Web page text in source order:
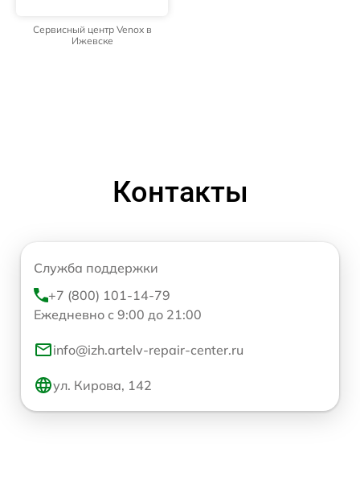
Сервисный центр Venox в
Ижевске
Контакты
Служба поддержки
+7 (800) 101-14-79
Ежедневно с 9:00 до 21:00
info@izh.artelv-repair-center.ru
ул. Кирова, 142